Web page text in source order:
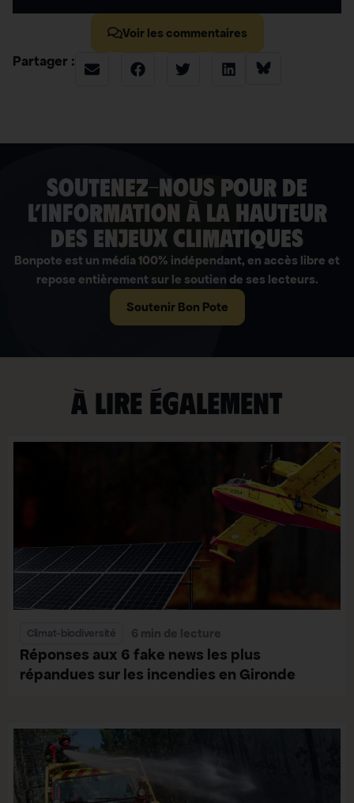
Voir les commentaires
Partager :
soutenez-nous pour de
l’information à la hauteur
des enjeux climatiques
Bonpote est un média 100% indépendant, en accès libre et
repose entièrement sur le soutien de ses lecteurs.
Soutenir Bon Pote
À lire également
Climat-biodiversité 6 min de lecture
Réponses aux 6 fake news les plus
répandues sur les incendies en Gironde